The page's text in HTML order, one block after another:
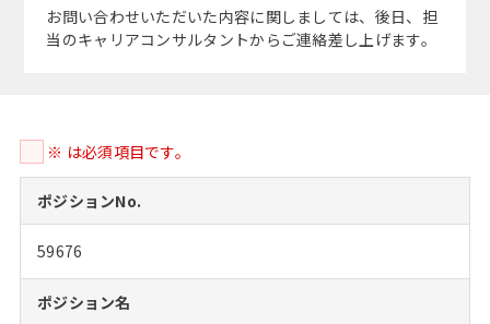
コンサ
サービス案内 キャリ
キャリアデザイン講座
（最新求人市場動向）
MBAの
おわり
MBAの転職事例
MBAからのFAQ
MBA留学生数の推移
日本か
インターン受入企業一覧
英文レジュメの書き方 パワー
よくある面接Q&A集
外資系／面接攻略のコツ
“展”職相談室
転職成功への4つの鍵
キャリアに効く一冊
注目企業インタビュー
ジョブフェア
キャリアフォーラム
プロ経営者の特別セミナー
Career Talk Live
沿革
採用情報
パブリシティ
ニュースリリース
お問い合わせいただいた内容に関しましては、後日、担
当のキャリアコンサルタントからご連絡差し上げます。
※ は必須項目です。
ポジションNo.
59676
ポジション名